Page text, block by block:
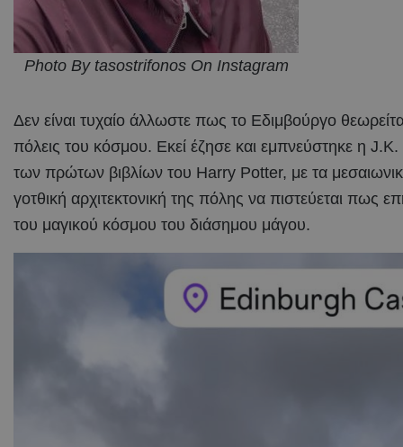
Photo By tasostrifonos On Instagram
Δεν είναι τυχαίο άλλωστε πως το Εδιμβούργο
πόλεις του κόσμου. Εκεί έζησε και εμπνεύστηκε η
των πρώτων βιβλίων του Harry Potter, με τα
γοτθική αρχιτεκτονική της πόλης να πιστεύεται πως
του μαγικού κόσμου του διάσημου μάγου.